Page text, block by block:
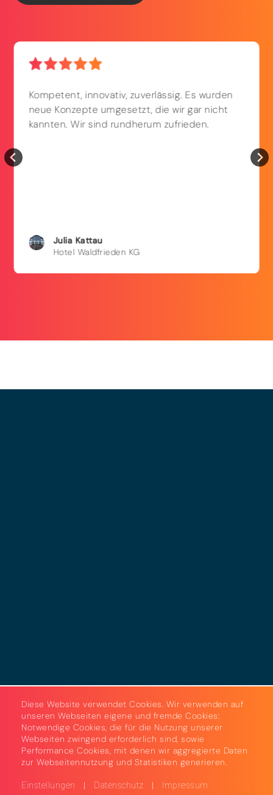
Kompetent, innovativ, zuverlässig. Es wurden
neue Konzepte umgesetzt, die wir gar nicht
kannten. Wir sind rundherum zufrieden.
Julia Kattau
Hotel Waldfrieden KG
Diese Website verwendet Cookies. Wir verwenden auf
unseren Webseiten eigene und fremde Cookies:
Notwendige Cookies, die für die Nutzung unserer
Webseiten zwingend erforderlich sind, sowie
Performance Cookies, mit denen wir aggregierte Daten
zur Webseitennutzung und Statistiken generieren.
Einstellungen | Datenschutz | Impressum